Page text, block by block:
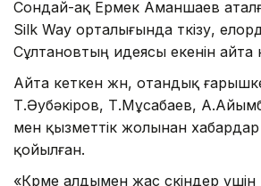
Сондай-ақ Ермек Аманшаев
Silk Way орталығында өткізу,
Сұлтановтың идеясы екенін айта
Айта кеткен жөн, отандық
Т.Әубәкіров, Т.Мұсабаев,
мен қызметтік жолынан хабардар
қойылған.
«Көрме алдымен жас өскіндер үшін